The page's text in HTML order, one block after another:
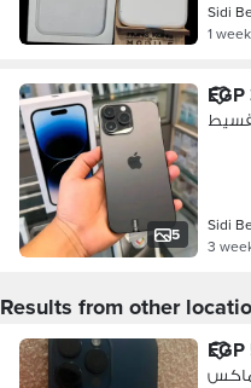
Sidi
1
5
Sidi
3
Results from other